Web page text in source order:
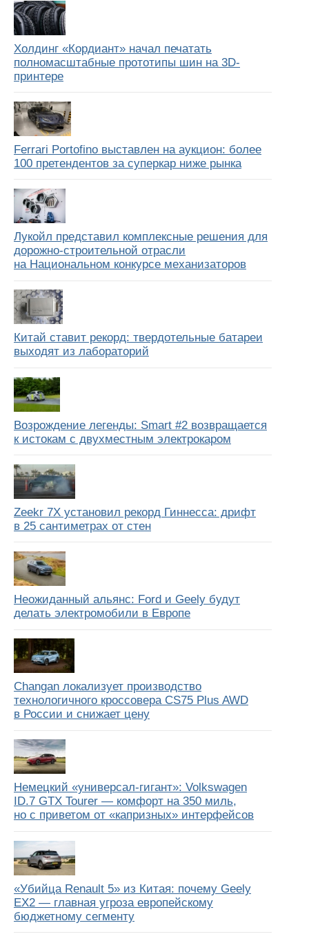
Холдинг «Кордиант» начал печатать
полномасштабные прототипы шин на 3D-
принтере
Ferrari Portofino выставлен на аукцион: более
100 претендентов за суперкар ниже рынка
Лукойл представил комплексные решения для
дорожно-строительной отрасли
на Национальном конкурсе механизаторов
Китай ставит рекорд: твердотельные батареи
выходят из лабораторий
Возрождение легенды: Smart #2 возвращается
к истокам с двухместным электрокаром
Zeekr 7X установил рекорд Гиннесса: дрифт
в 25 сантиметрах от стен
Неожиданный альянс: Ford и Geely будут
делать электромобили в Европе
Changan локализует производство
технологичного кроссовера CS75 Plus AWD
в России и снижает цену
Немецкий «универсал-гигант»: Volkswagen
ID.7 GTX Tourer — комфорт на 350 миль,
но с приветом от «капризных» интерфейсов
«Убийца Renault 5» из Китая: почему Geely
EX2 — главная угроза европейскому
бюджетному сегменту